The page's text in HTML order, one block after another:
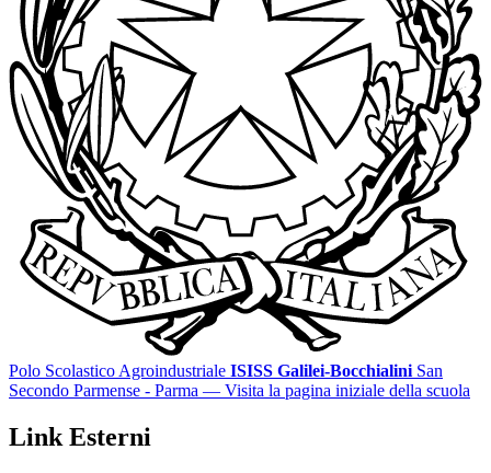
Polo Scolastico Agroindustriale ISISS Galilei-Bocchialini San
Secondo Parmense - Parma — Visita la pagina iniziale della scuola
Link Esterni